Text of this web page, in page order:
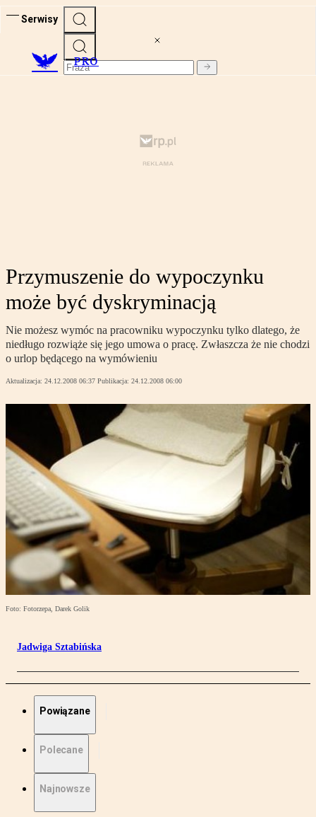
Serwisy
PRO
Przymuszenie do wypoczynku
może być dyskryminacją
Nie możesz wymóc na pracowniku wypoczynku tylko dlatego, że
niedługo rozwiąże się jego umowa o pracę. Zwłaszcza że nie chodzi
o urlop będącego na wymówieniu
Aktualizacja: 24.12.2008 06:37 Publikacja: 24.12.2008 06:00
Foto: Fotorzepa, Darek Golik
Jadwiga Sztabińska
Powiązane
Polecane
Najnowsze